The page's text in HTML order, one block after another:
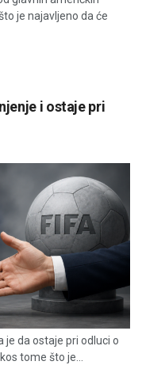
je najavljeno da će
i ostaje pri
je da ostaje pri odluci o
tome što je...